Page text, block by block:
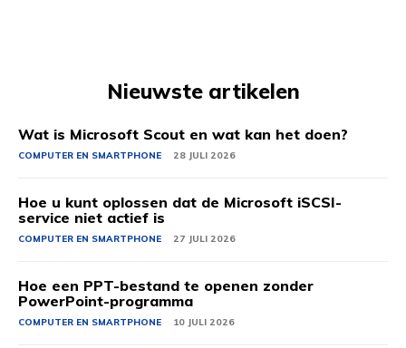
Nieuwste artikelen
Wat is Microsoft Scout en wat kan het doen?
COMPUTER EN SMARTPHONE 28 JULI 2026
Hoe u kunt oplossen dat de Microsoft iSCSI-
service niet actief is
COMPUTER EN SMARTPHONE 27 JULI 2026
Hoe een PPT-bestand te openen zonder
PowerPoint-programma
COMPUTER EN SMARTPHONE 10 JULI 2026